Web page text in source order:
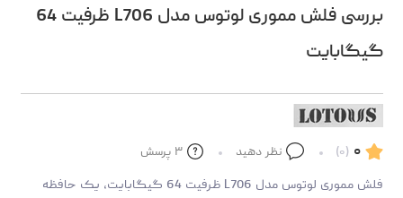
بررسی فلش مموری لوتوس مدل L706 ظرفیت 64
گیگابایت
۰ (۰) نظر دهید ۳ پرسش
فلش مموری لوتوس مدل L706 ظرفیت 64 گیگابایت، یک حافظه